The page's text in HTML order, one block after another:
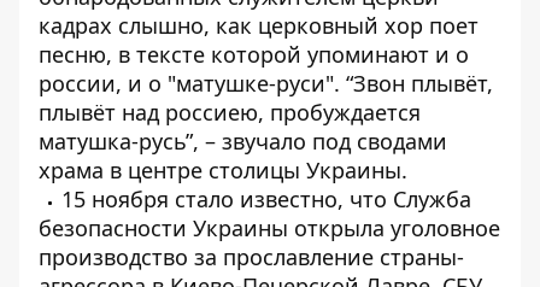
кадрах слышно, как церковный хор поет
песню, в тексте которой упоминают и о
россии, и о "матушке-руси". “Звон плывёт,
плывёт над россиею, пробуждается
матушка-русь”, – звучало под сводами
храма в центре столицы Украины.
15 ноября стало известно, что Служба
безопасности Украины открыла уголовное
производство за прославление страны-